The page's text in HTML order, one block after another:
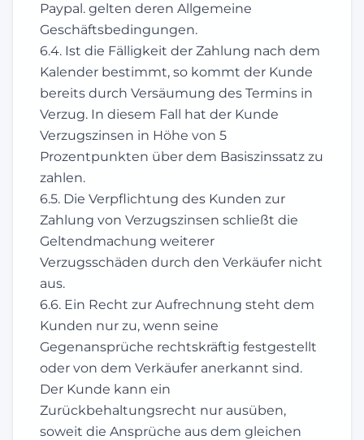
Paypal. gelten deren Allgemeine
Geschäftsbedingungen.
6.4. Ist die Fälligkeit der Zahlung nach dem
Kalender bestimmt, so kommt der Kunde
bereits durch Versäumung des Termins in
Verzug. In diesem Fall hat der Kunde
Verzugszinsen in Höhe von 5
Prozentpunkten über dem Basiszinssatz zu
zahlen.
6.5. Die Verpflichtung des Kunden zur
Zahlung von Verzugszinsen schließt die
Geltendmachung weiterer
Verzugsschäden durch den Verkäufer nicht
aus.
6.6. Ein Recht zur Aufrechnung steht dem
Kunden nur zu, wenn seine
Gegenansprüche rechtskräftig festgestellt
oder von dem Verkäufer anerkannt sind.
Der Kunde kann ein
Zurückbehaltungsrecht nur ausüben,
soweit die Ansprüche aus dem gleichen